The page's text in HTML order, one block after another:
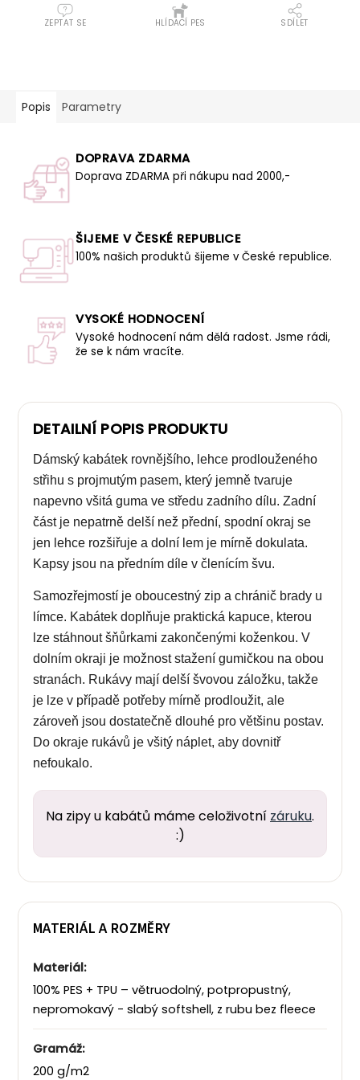
ZEPTAT SE HLÍDACÍ PES SDÍLET
Popis Parametry
DOPRAVA ZDARMA
Doprava ZDARMA při nákupu nad 2000,-
ŠIJEME V ČESKÉ REPUBLICE
100% našich produktů šijeme v České republice.
VYSOKÉ HODNOCENÍ
Vysoké hodnocení nám dělá radost. Jsme rádi,
že se k nám vracíte.
DETAILNÍ POPIS PRODUKTU
Dámský kabátek rovnějšího, lehce prodlouženého
střihu s projmutým pasem, který jemně tvaruje
napevno všitá guma ve středu zadního dílu. Zadní
část je nepatrně delší než přední, spodní okraj se
jen lehce rozšiřuje a dolní lem je mírně dokulata.
Kapsy jsou na předním díle v členícím švu.
Samozřejmostí je oboucestný zip a chránič brady u
límce. Kabátek doplňuje praktická kapuce, kterou
lze stáhnout šňůrkami zakončenými koženkou. V
dolním okraji je možnost stažení gumičkou na obou
stranách. Rukávy mají delší švovou záložku, takže
je lze v případě potřeby mírně prodloužit, ale
zároveň jsou dostatečně dlouhé pro většinu postav.
Do okraje rukávů je všitý náplet, aby dovnitř
nefoukalo.
Na zipy u kabátů máme celoživotní záruku.
:)
MATERIÁL A ROZMĚRY
Materiál:
100% PES + TPU – větruodolný, potpropustný,
nepromokavý - slabý softshell, z rubu bez fleece
Gramáž:
200 g/m2